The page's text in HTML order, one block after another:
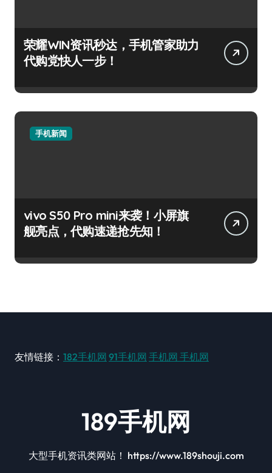
荣耀WIN资讯秒达，手机管家助力
代购党快人一步！
手机新闻
vivo S50 Pro mini来袭！小屏旗
舰亮点，代购速递抢先知！
友情链接： 182手机网 91手机网 手机网 手机网
189手机网
大型手机资讯类网站！ https://www.189shouji.com